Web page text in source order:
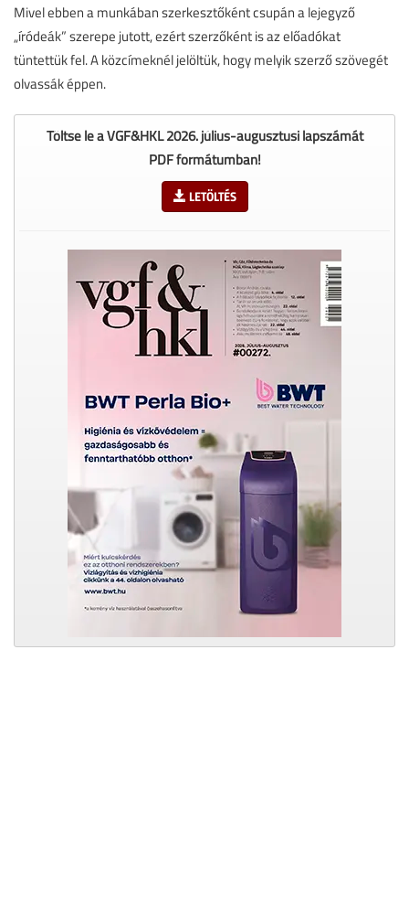
Mivel ebben a munkában szerkesztőként csupán a lejegyző
„íródeák” szerepe jutott, ezért szerzőként is az előadókat
tüntettük fel. A közcímeknél jelöltük, hogy melyik szerző szövegét
olvassák éppen.
Töltse le a VGF&HKL 2026. július-augusztusi lapszámát
PDF formátumban!
LETÖLTÉS